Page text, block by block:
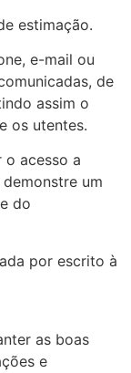
estimação.
e-mail ou
de
assim o
os utentes.
o acesso a
um
do
por escrito à
as boas
e